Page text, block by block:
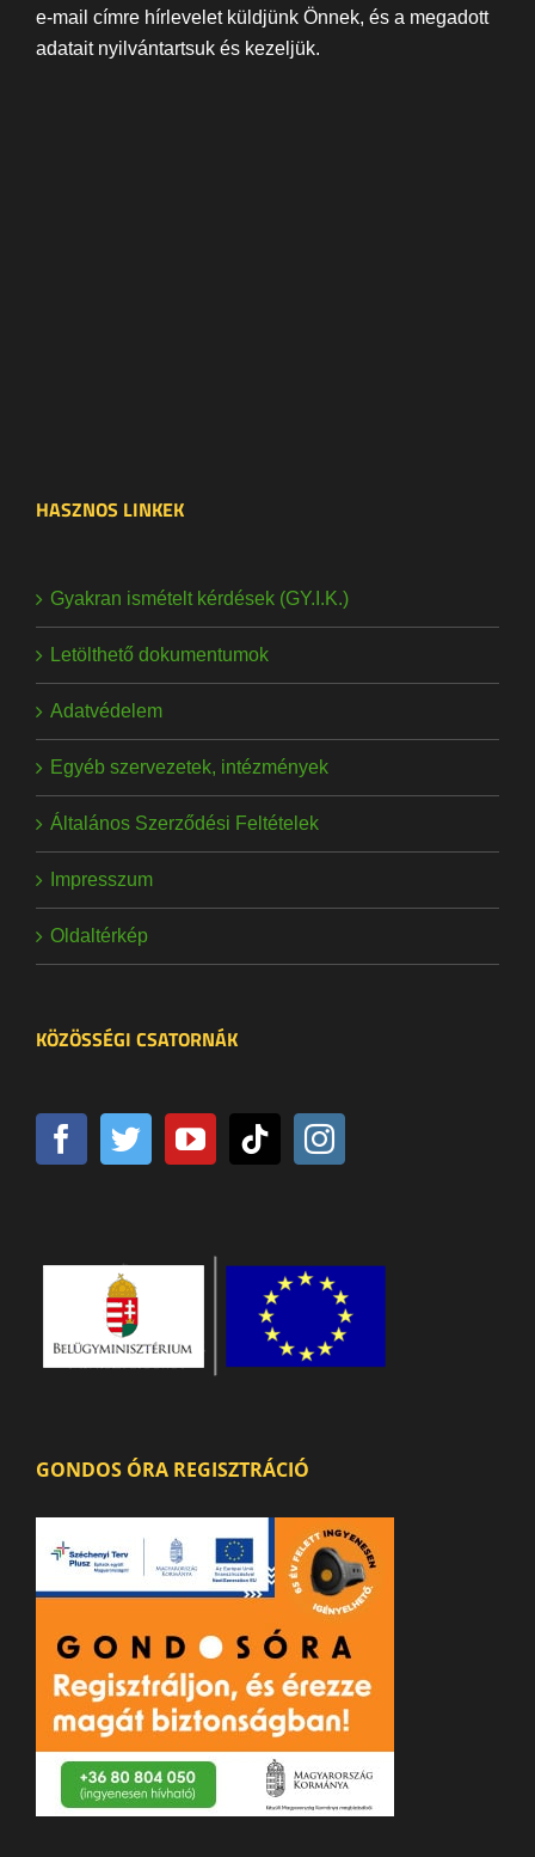
e-mail címre hírlevelet küldjünk Önnek, és a megadott
adatait nyilvántartsuk és kezeljük.
HASZNOS LINKEK
Gyakran ismételt kérdések (GY.I.K.)
Letölthető dokumentumok
Adatvédelem
Egyéb szervezetek, intézmények
Általános Szerződési Feltételek
Impresszum
Oldaltérkép
KÖZÖSSÉGI CSATORNÁK
GONDOS ÓRA REGISZTRÁCIÓ